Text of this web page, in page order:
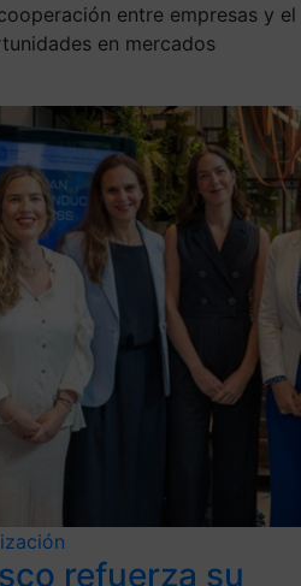
entre empresas y el
en mercados
refuerza su